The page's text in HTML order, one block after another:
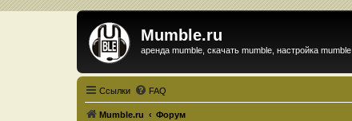
Mumble.ru
аренда mumble, скачать mumble, настройка mumble
Ссылки FAQ
Mumble.ru Форум